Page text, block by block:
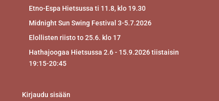
Etno-Espa Hietsussa ti 11.8, klo 19.30
Midnight Sun Swing Festival 3-5.7.2026
Elollisten riisto to 25.6. klo 17
Hathajoogaa Hietsussa 2.6 - 15.9.2026 tiistaisin
19:15-20:45
Kirjaudu sisään